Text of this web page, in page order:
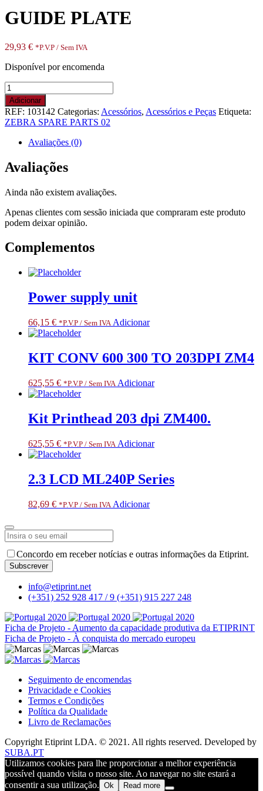
GUIDE PLATE
29,93 € *P.V.P / Sem IVA
Disponível por encomenda
Quantidade
de
GUIDE
PLATE
Adicionar
REF: 103142 Categorias: Acessórios, Acessórios e Peças Etiqueta:
ZEBRA SPARE PARTS 02
Avaliações (0)
Avaliações
Ainda não existem avaliações.
Apenas clientes com sessão iniciada que compraram este produto
podem deixar opinião.
Complementos
Power supply unit
66,15 € *P.V.P / Sem IVA Adicionar
KIT CONV 600 300 TO 203DPI ZM4
625,55 € *P.V.P / Sem IVA Adicionar
Kit Printhead 203 dpi ZM400.
625,55 € *P.V.P / Sem IVA Adicionar
2.3 LCD ML240P Series
82,69 € *P.V.P / Sem IVA Adicionar
Email*
Concordo em receber notícias e outras informações da Etiprint.
Subscrever
info@etiprint.net
(+351) 252 928 417 / 9 (+351) 915 227 248
Ficha de Projeto - Aumento da capacidade produtiva da ETIPRINT
Ficha de Projeto - À conquista do mercado europeu
Seguimento de encomendas
Privacidade e Cookies
Termos e Condições
Política da Qualidade
Livro de Reclamações
Copyright Etiprint LDA. © 2021. All rights reserved. Developed by
SUBA.PT
Utilizamos cookies para lhe proporcionar a melhor experiência
possível quando visita o nosso site. Ao navegar no site estará a
consentir a sua utilização. Ok Read more